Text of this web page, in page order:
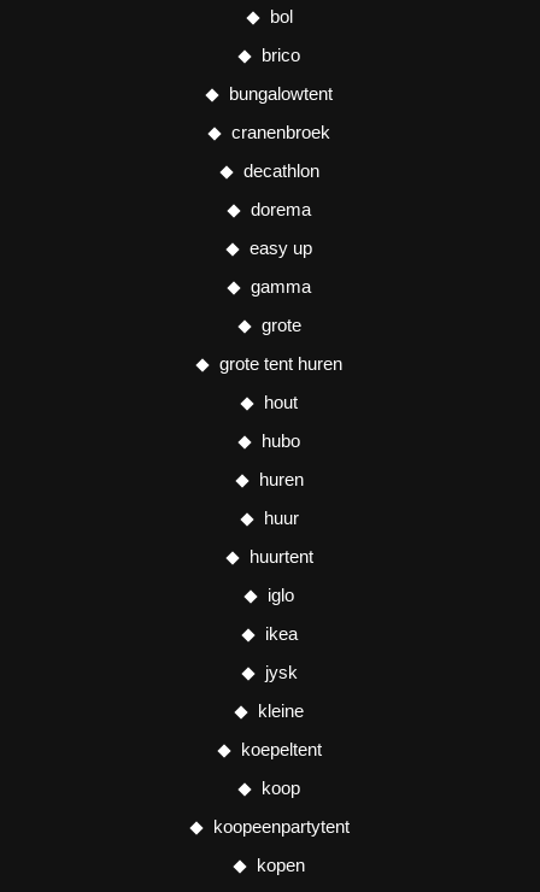
bol
brico
bungalowtent
cranenbroek
decathlon
dorema
easy up
gamma
grote
grote tent huren
hout
hubo
huren
huur
huurtent
iglo
ikea
jysk
kleine
koepeltent
koop
koopeenpartytent
kopen